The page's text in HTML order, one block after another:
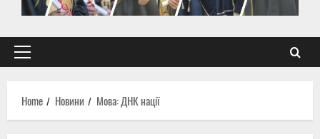
Primary
Home
Новини Мова: ДНК нації